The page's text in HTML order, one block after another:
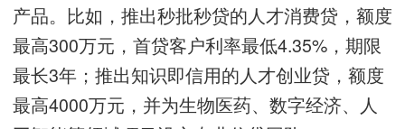
产品。比如，推出秒批秒贷的人才消费贷，额度
最高300万元，首贷客户利率最低4.35%，期限
最长3年；推出知识即信用的人才创业贷，额度
最高4000万元，并为生物医药、数字经济、人